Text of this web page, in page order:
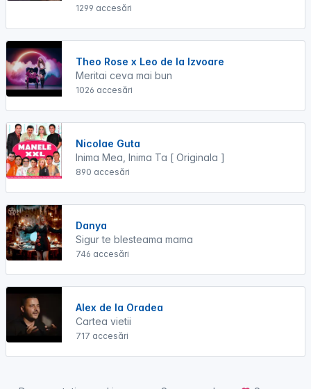
1299 accesări
Theo Rose x Leo de la Izvoare
Meritai ceva mai bun
1026 accesări
Nicolae Guta
Inima Mea, Inima Ta [ Originala ]
890 accesări
Danya
Sigur te blesteama mama
746 accesări
Alex de la Oradea
Cartea vietii
717 accesări